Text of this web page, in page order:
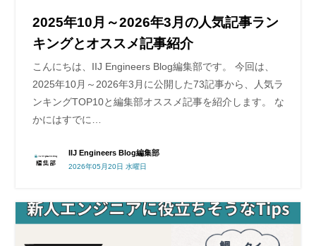
2025年10月～2026年3月の人気記事ラン
キングとオススメ記事紹介
こんにちは、IIJ Engineers Blog編集部です。 今回は、
2025年10月～2026年3月に公開した73記事から、人気ラ
ンキングTOP10と編集部オススメ記事を紹介します。 な
かにはすでに…
IIJ Engineers Blog編集部
2026年05月20日 水曜日